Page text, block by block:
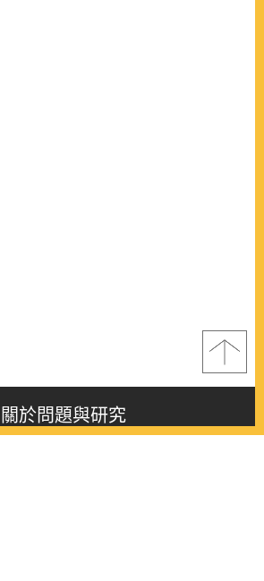
關於問題與研究
About this journal